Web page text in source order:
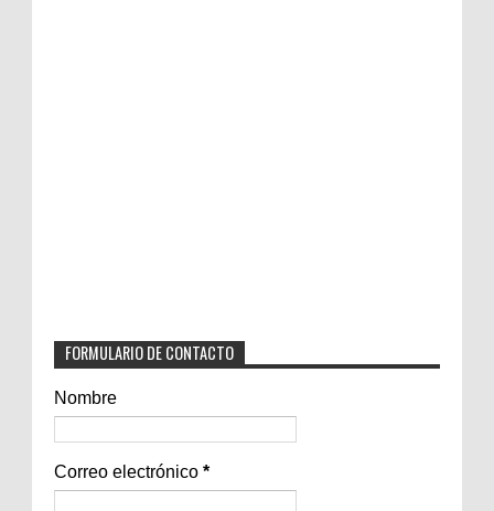
FORMULARIO DE CONTACTO
Nombre
Correo electrónico *